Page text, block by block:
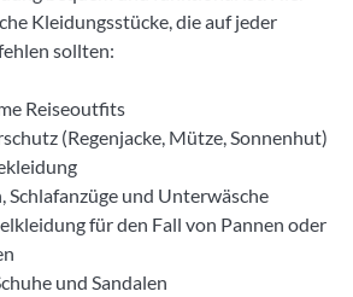
Kleidungsstücke, die auf jeder
sollten:
Reiseoutfits
(Regenjacke, Mütze, Sonnenhut)
Schlafanzüge und Unterwäsche
für den Fall von Pannen oder
und Sandalen